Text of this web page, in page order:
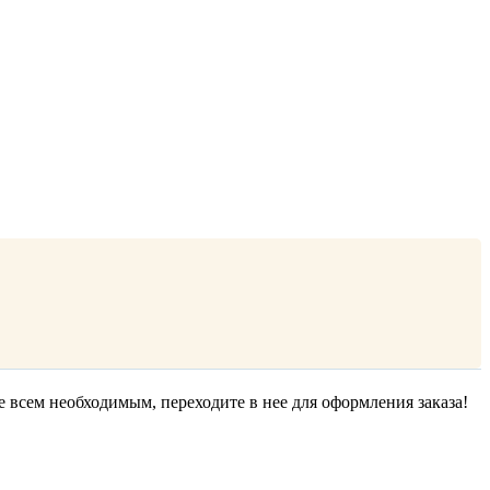
необходимым, переходите в нее для оформления заказа!